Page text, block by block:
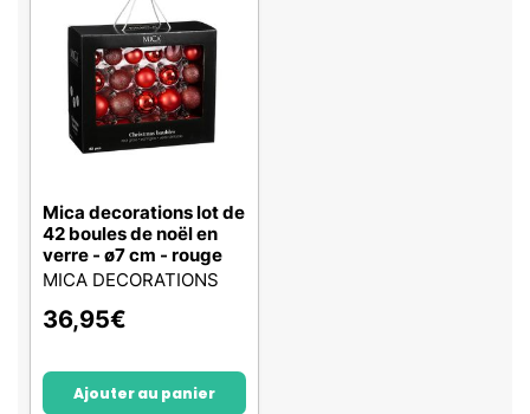
Mica decorations lot de
42 boules de noël en
verre - ø7 cm - rouge
MICA DECORATIONS
36,95€
Ajouter au panier